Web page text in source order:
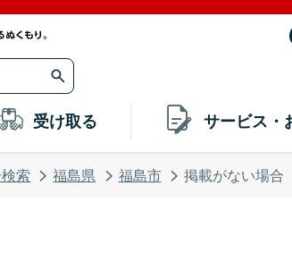
受け取る サービス・
索 福島県 福島市 掲載がない場合